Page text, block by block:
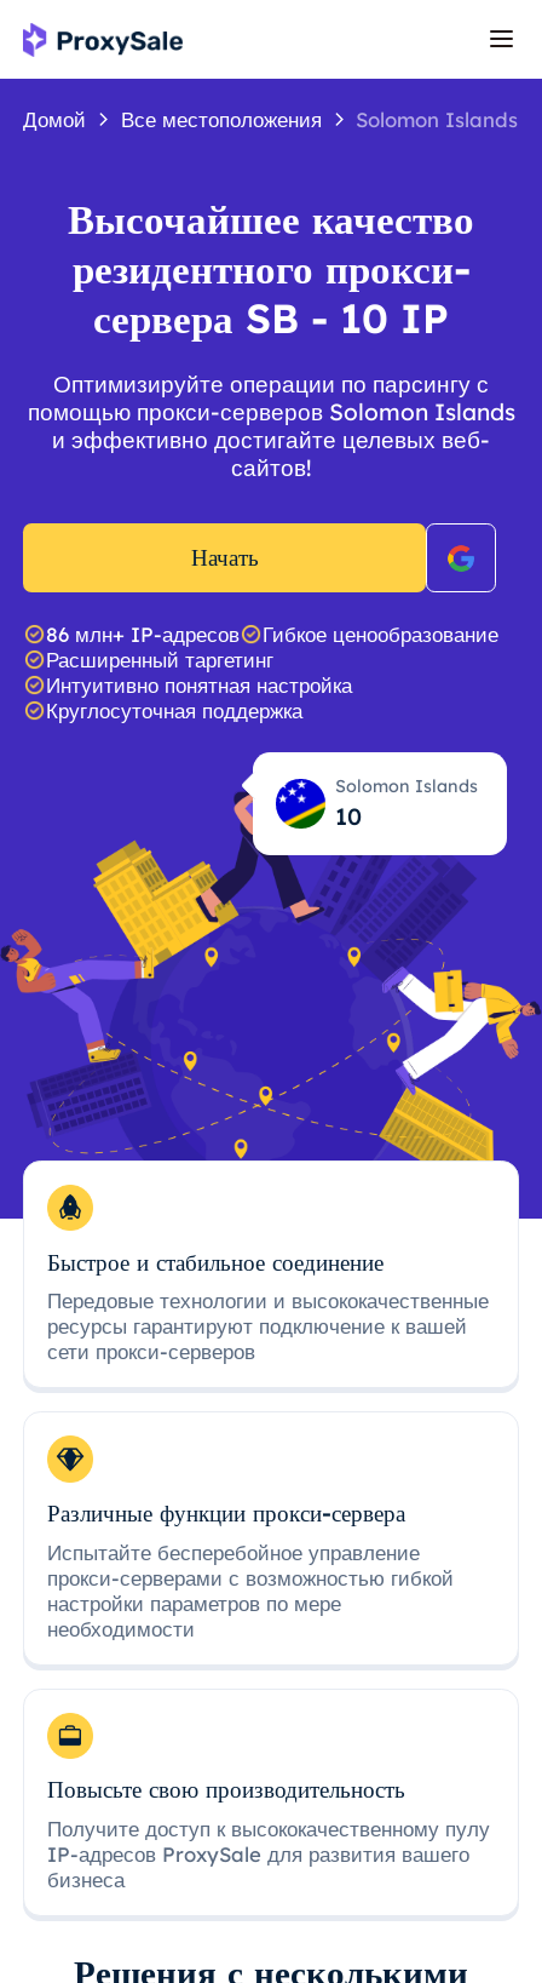
Домой Все местоположения Solomon Islands
Высочайшее качество
резидентного прокси-
сервера SB - 10 IP
Оптимизируйте операции по парсингу с
помощью прокси-серверов Solomon Islands
и эффективно достигайте целевых веб-
сайтов!
Начать
86 млн+ IP-адресов
Гибкое ценообразование
Расширенный таргетинг
Интуитивно понятная настройка
Круглосуточная поддержка
Solomon Islands
10
Быстрое и стабильное соединение
Передовые технологии и высококачественные
ресурсы гарантируют подключение к вашей
сети прокси-серверов
Различные функции прокси-сервера
Испытайте бесперебойное управление
прокси-серверами с возможностью гибкой
настройки параметров по мере
необходимости
Повысьте свою производительность
Получите доступ к высококачественному пулу
IP-адресов ProxySale для развития вашего
бизнеса
Решения с несколькими